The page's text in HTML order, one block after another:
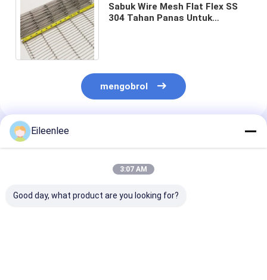
Sabuk Wire Mesh Flat Flex SS
304 Tahan Panas Untuk
mengobrol
Rekomendasi Produk
Eileenlee
3:07 AM
Good day, what product are you looking for?